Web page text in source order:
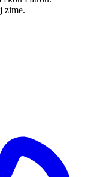
zime.